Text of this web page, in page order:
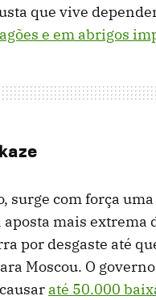
que vive
e em abrigos
surge com força
aposta mais extrema
por desgaste até
Moscou. O
até 50.000